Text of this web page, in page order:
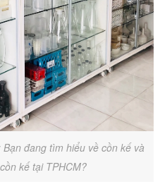
đang tìm hiểu về cồn kế và
kế tại TPHCM?